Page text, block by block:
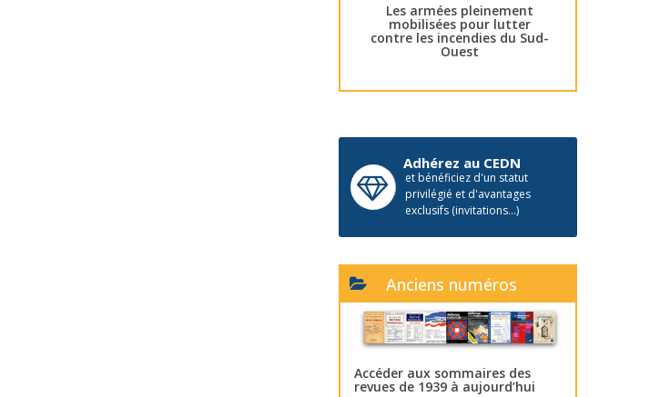
Les armées pleinement
mobilisées pour lutter
contre les incendies du Sud-
Ouest
Adhérez au CEDN
et bénéficiez d'un statut
privilégié et d'avantages
exclusifs (invitations...)
Anciens numéros
Accéder aux sommaires des
revues de 1939 à aujourd’hui